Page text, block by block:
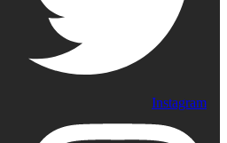
Instagram